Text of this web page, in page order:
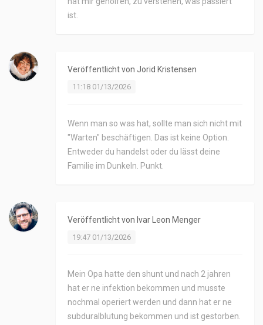
ist.
Veröffentlicht von Jorid Kristensen
11:18 01/13/2026
Wenn man so was hat, sollte man sich nicht mit
"Warten" beschäftigen. Das ist keine Option.
Entweder du handelst oder du lässt deine
Familie im Dunkeln. Punkt.
Veröffentlicht von Ivar Leon Menger
19:47 01/13/2026
Mein Opa hatte den shunt und nach 2 jahren
hat er ne infektion bekommen und musste
nochmal operiert werden und dann hat er ne
subduralblutung bekommen und ist gestorben.